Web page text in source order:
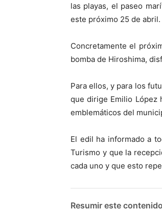
las playas, el paseo
este próximo 25 de abril.
Concretamente el
bomba de Hiroshima,
Para ellos, y para los
que dirige Emilio López
emblemáticos del
El edil ha informado a
Turismo y que la
cada uno y que esto
Resumir este